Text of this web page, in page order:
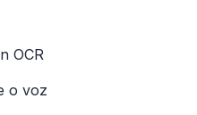
OCR
o voz